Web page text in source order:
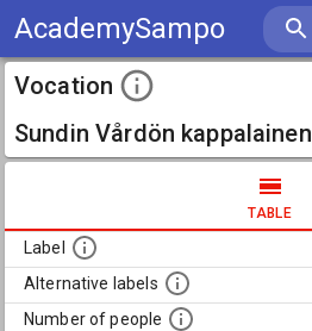
AcademySampo
Vocation
Sundin Vårdön kappalainen
TABLE
Label
Alternative labels
Number of people